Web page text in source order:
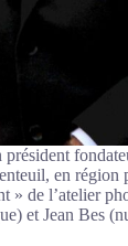
en région
» de l’atelier
et Jean Bes